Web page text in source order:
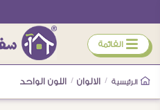
ÿ القائمة
الرئيسية / الالوان / اللون الواحد